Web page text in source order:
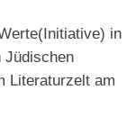
in
Jüdischen
Literaturzelt am